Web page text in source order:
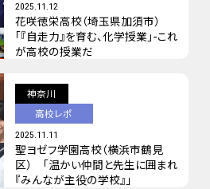
2025.11.12
花咲徳栄高校（埼玉県加須市）
「『自走力』を育む、化学授業」-これ
が高校の授業だ
神奈川
高校レポ
2025.11.11
聖ヨゼフ学園高校（横浜市鶴見
区） 「温かい仲間と先生に囲まれ
『みんなが主役の学校』」